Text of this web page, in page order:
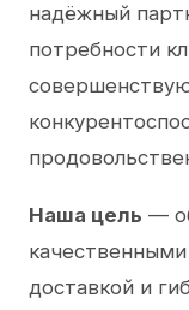
надёжный
потребности
Наша цель —
доставкой и